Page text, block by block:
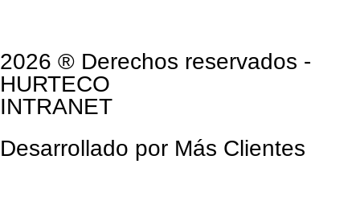
2026 ® Derechos reservados -
HURTECO
INTRANET
Desarrollado por Más Clientes